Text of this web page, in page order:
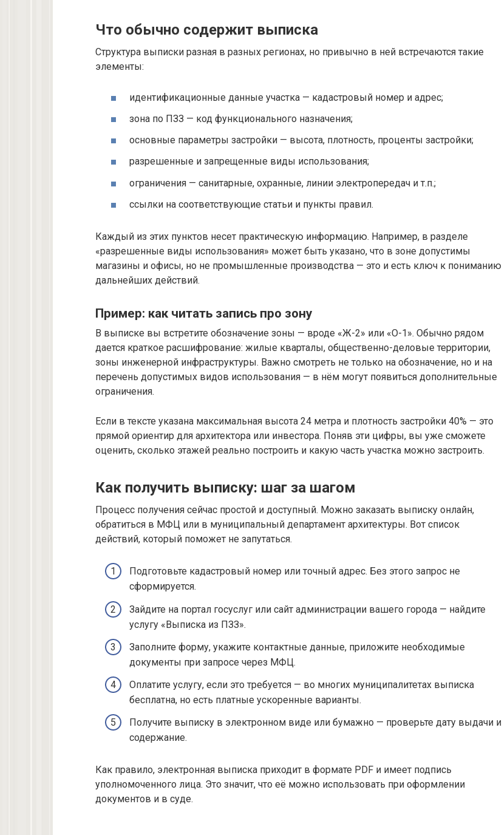
Что обычно содержит выписка
Структура выписки разная в разных регионах, но привычно в ней встречаются такие
элементы:
идентификационные данные участка — кадастровый номер и адрес;
зона по ПЗЗ — код функционального назначения;
основные параметры застройки — высота, плотность, проценты застройки;
разрешенные и запрещенные виды использования;
ограничения — санитарные, охранные, линии электропередач и т.п.;
ссылки на соответствующие статьи и пункты правил.
Каждый из этих пунктов несет практическую информацию. Например, в разделе
«разрешенные виды использования» может быть указано, что в зоне допустимы
магазины и офисы, но не промышленные производства — это и есть ключ к пониманию
дальнейших действий.
Пример: как читать запись про зону
В выписке вы встретите обозначение зоны — вроде «Ж-2» или «О-1». Обычно рядом
дается краткое расшифрование: жилые кварталы, общественно-деловые территории,
зоны инженерной инфраструктуры. Важно смотреть не только на обозначение, но и на
перечень допустимых видов использования — в нём могут появиться дополнительные
ограничения.
Если в тексте указана максимальная высота 24 метра и плотность застройки 40% — это
прямой ориентир для архитеκтора или инвестора. Поняв эти цифры, вы уже сможете
оценить, сколько этажей реально построить и какую часть участка можно застроить.
Как получить выписку: шаг за шагом
Процесс получения сейчас простой и доступный. Можно заказать выписку онлайн,
обратиться в МФЦ или в муниципальный департамент архитектуры. Вот список
действий, который поможет не запутаться.
Подготовьте кадастровый номер или точный адрес. Без этого запрос не
сформируется.
Зайдите на портал госуслуг или сайт администрации вашего города — найдите
услугу «Выписка из ПЗЗ».
Заполните форму, укажите контактные данные, приложите необходимые
документы при запросе через МФЦ.
Оплатите услугу, если это требуется — во многих муниципалитетах выписка
бесплатна, но есть платные ускоренные варианты.
Получите выписку в электронном виде или бумажно — проверьте дату выдачи и
содержание.
Как правило, электронная выписка приходит в формате PDF и имеет подпись
уполномоченного лица. Это значит, что её можно использовать при оформлении
документов и в суде.